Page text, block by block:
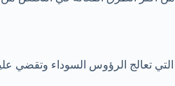
تعالج الرؤوس السوداء وتقضي